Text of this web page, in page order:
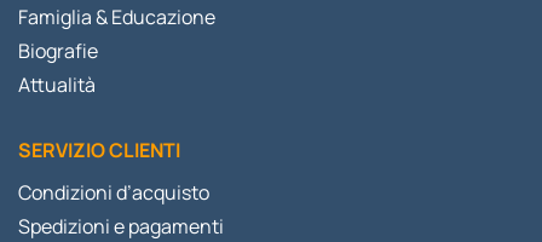
Famiglia & Educazione
Biografie
Attualità
SERVIZIO CLIENTI
Condizioni d’acquisto
Spedizioni e pagamenti